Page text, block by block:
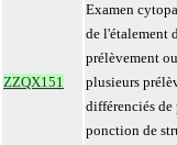
ZZQX151
Examen
de l'étalement
prélèvement
plusieurs
différenciés
ponction de